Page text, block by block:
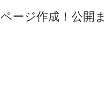
ージ作成！公開ま